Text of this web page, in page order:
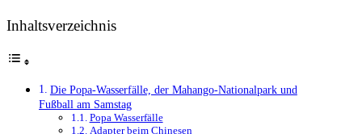
Inhaltsverzeichnis
Die Popa-Wasserfälle, der Mahango-Nationalpark und
Fußball am Samstag
Popa Wasserfälle
Adapter beim Chinesen